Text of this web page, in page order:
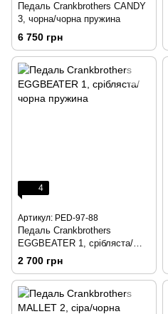
Педаль Crankbrothers CANDY
3, чорна/чорна пружина
6 750 грн
4
Артикул: PED-97-88
Педаль Crankbrothers
EGGBEATER 1, срібляста/
чорна пружина
2 700 грн